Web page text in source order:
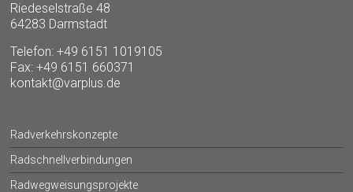
Riedeselstraße 48
64283 Darmstadt
Telefon: +49 6151 1019105
Fax: +49 6151 660371
kontakt@varplus.de
Radverkehrskonzepte
Radschnellverbindungen
Radwegweisungsprojekte